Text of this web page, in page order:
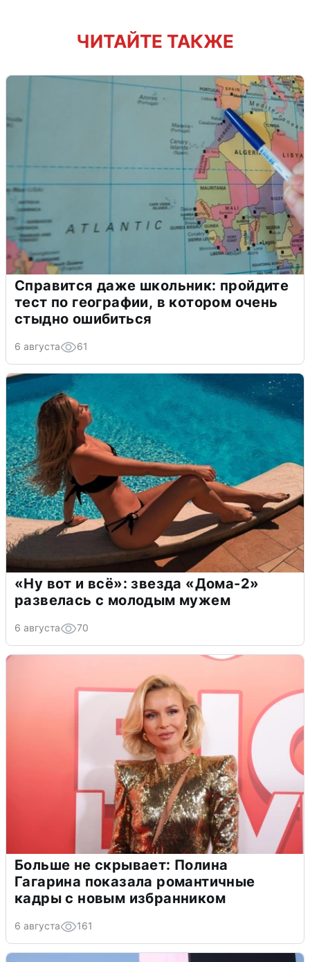
ЧИТАЙТЕ ТАКЖЕ
Справится даже школьник: пройдите
тест по географии, в котором очень
стыдно ошибиться
6 августа 61
«Ну вот и всё»: звезда «Дома-2»
развелась с молодым мужем
6 августа 70
Больше не скрывает: Полина
Гагарина показала романтичные
кадры с новым избранником
6 августа 161